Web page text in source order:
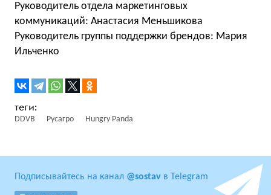
Руководитель отдела маркетинговых
коммуникаций: Анастасия Меньшикова
Руководитель группы поддержки брендов: Мария
Ильченко
DDVB Русагро Hungry Panda
Подписывайтесь на канал @sostav в Telegram